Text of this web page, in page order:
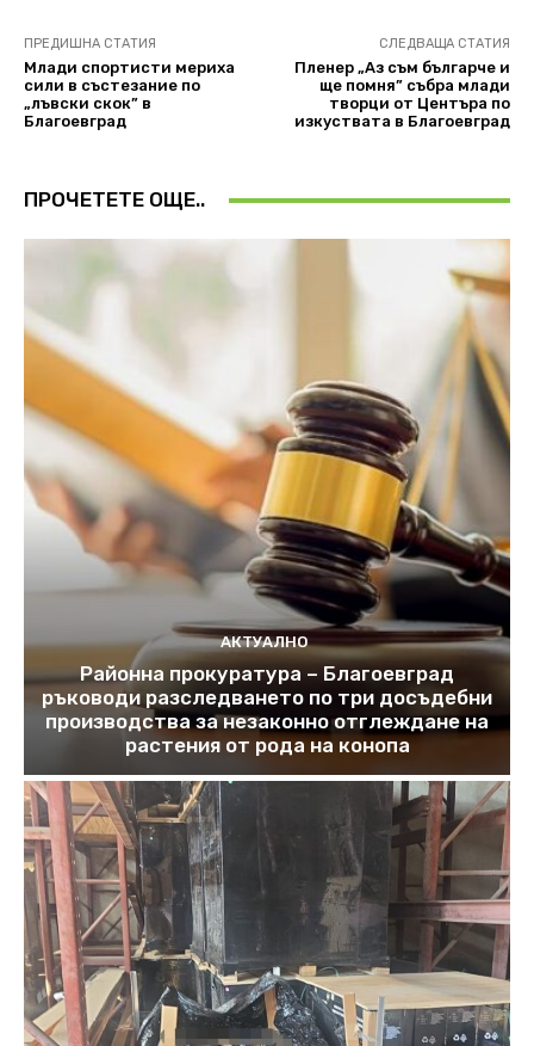
ПРЕДИШНА СТАТИЯ
Млади спортисти мериха
сили в състезание по
„лъвски скок” в
Благоевград
СЛЕДВАЩА СТАТИЯ
Пленер „Аз съм българче и
ще помня” събра млади
творци от Центъра по
изкуствата в Благоевград
ПРОЧЕТЕТЕ ОЩЕ..
АКТУАЛНО
Районна прокуратура – Благоевград
ръководи разследването по три досъдебни
производства за незаконно отглеждане на
растения от рода на конопа